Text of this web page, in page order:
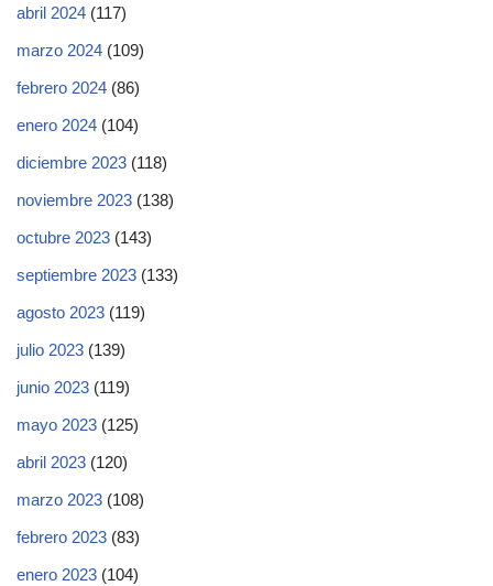
abril 2024 (117)
marzo 2024 (109)
febrero 2024 (86)
enero 2024 (104)
diciembre 2023 (118)
noviembre 2023 (138)
octubre 2023 (143)
septiembre 2023 (133)
agosto 2023 (119)
julio 2023 (139)
junio 2023 (119)
mayo 2023 (125)
abril 2023 (120)
marzo 2023 (108)
febrero 2023 (83)
enero 2023 (104)